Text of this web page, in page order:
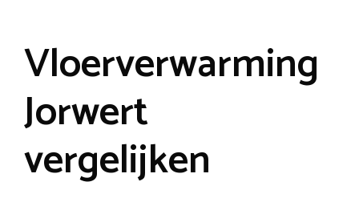
Vloerverwarming
Jorwert
vergelijken